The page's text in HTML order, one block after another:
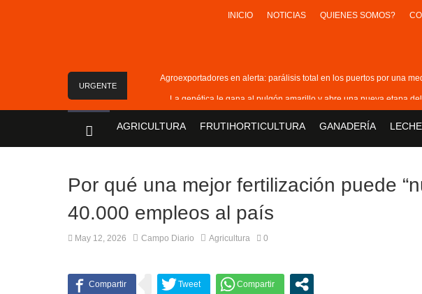
INICIO NOTICIAS QUIENES SOMOS?
URGENTE
Agroexportadores en alerta: parálisis total en los puertos por una
La genética le gana al pulgón amarillo y abre una nueva etapa
La actividad del agro sigue en alza: creció 3% en
AGRICULTURA FRUTIHORTICULTURA GANADERÍA
Por qué una mejor fertilización puede
40.000 empleos al país
May 12, 2026 Campo Diario Agricultura 0